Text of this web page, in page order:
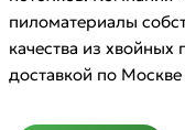
пиломатериалы
качества из
доставкой по